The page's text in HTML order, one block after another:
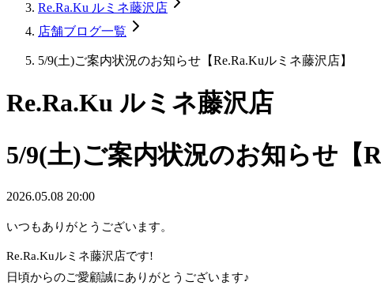
Re.Ra.Ku ルミネ藤沢店
店舗ブログ一覧
5/9(土)ご案内状況のお知らせ【Re.Ra.Kuルミネ藤沢店】
Re.Ra.Ku ルミネ藤沢店
5/9(土)ご案内状況のお知らせ【
2026.05.08 20:00
いつもありがとうございます。
Re.Ra.Kuルミネ藤沢店です!
日頃からのご愛顧誠にありがとうございます♪